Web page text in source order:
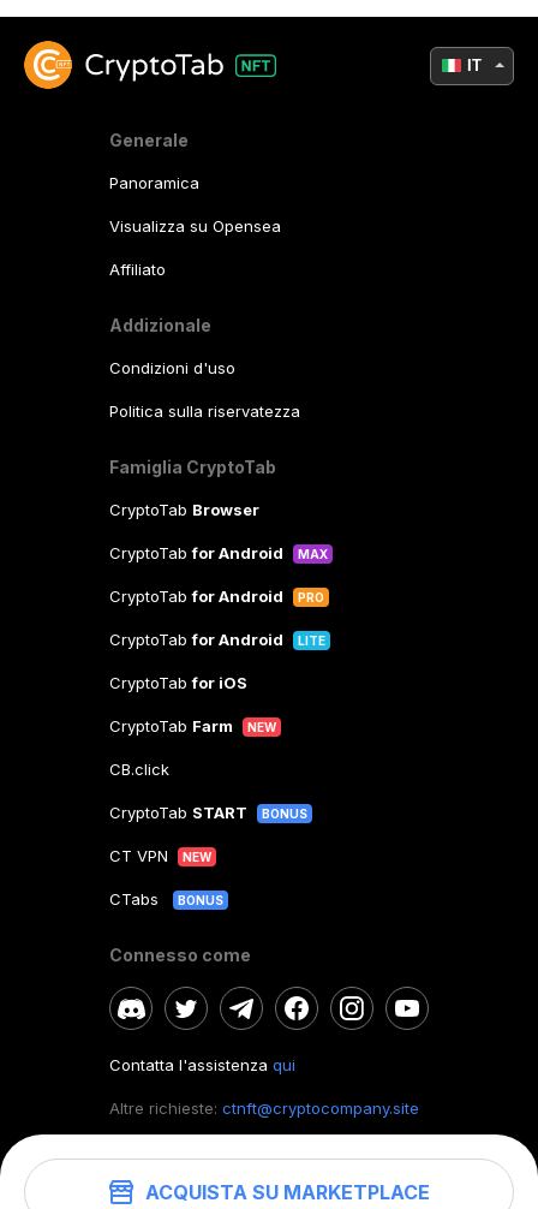
ACQUISTA SU MARKETPLACE
Generale
Panoramica
Visualizza su Opensea
Affiliato
Addizionale
Condizioni d'uso
Politica sulla riservatezza
Famiglia CryptoTab
CryptoTab Browser
CryptoTabfor Android MAX
CryptoTabfor Android PRO
CryptoTabfor Android LITE
CryptoTabfor iOS
CryptoTab Farm NEW
CB.click
CryptoTab START BONUS
CT VPN NEW
CTabs BONUS
Connesso come
Contatta l'assistenza qui
Altre richieste: ctnft@cryptocompany.site
IT